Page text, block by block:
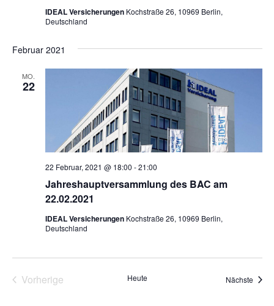
IDEAL Versicherungen Kochstraße 26, 10969 Berlin,
Deutschland
Februar 2021
MO.
22
Jahreshauptversammlung des BAC am
22.02.2021
22 Februar, 2021 @ 18:00 -21:00
IDEAL Versicherungen Kochstraße 26, 10969 Berlin,
Deutschland
Vorherige
Heute Nächste